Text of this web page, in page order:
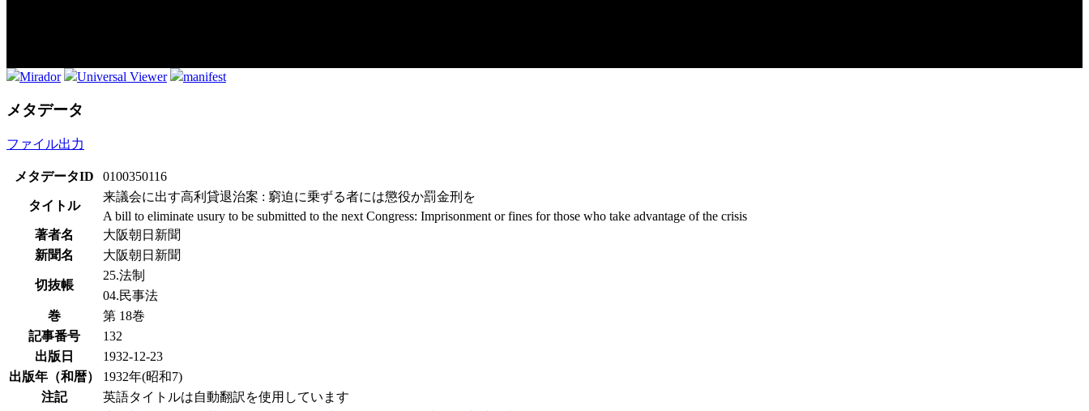
Mirador Universal Viewer manifest
メタデータ
ファイル出力
メタデータID 0100350116
タイトル
来議会に出す高利貸退治案 : 窮迫に乗ずる者には懲役か罰金刑を
A bill to eliminate usury to be submitted to the next Congress: Imprisonment or fines for those who take advantage of the crisis
著者名
大阪朝日新聞
新聞名
大阪朝日新聞
切抜帳
25.法制
04.民事法
巻
第 18巻
記事番号
132
出版日
1932-12-23
出版年（和暦）
1932年(昭和7)
注記
英語タイトルは自動翻訳を使用しています